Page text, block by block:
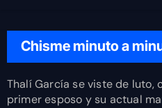
Chisme minuto a
Thalí García se viste de luto,
primer esposo y su actual